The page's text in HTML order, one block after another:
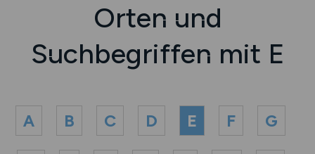
Orten und
Suchbegriffen mit E
A B C D E F G